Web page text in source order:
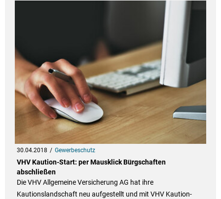
30.04.2018 Gewerbeschutz
VHV Kaution-Start: per Mausklick Bürgschaften
abschließen
Die VHV Allgemeine Versicherung AG hat ihre
Kautionslandschaft neu aufgestellt und mit VHV Kaution-